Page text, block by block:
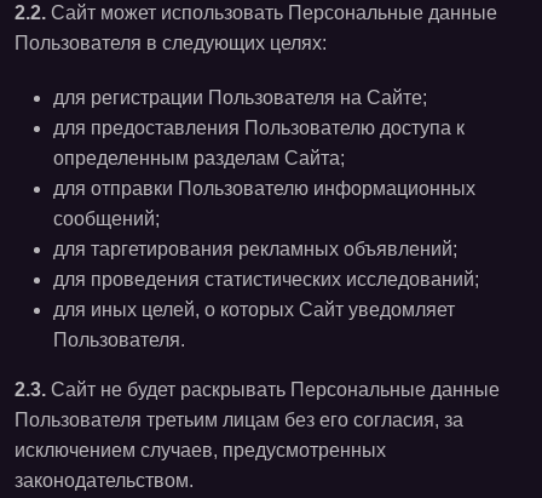
2.2. Сайт может использовать Персональные данные
Пользователя в следующих целях:
для регистрации Пользователя на Сайте;
для предоставления Пользователю доступа к
определенным разделам Сайта;
для отправки Пользователю информационных
сообщений;
для таргетирования рекламных объявлений;
для проведения статистических исследований;
для иных целей, о которых Сайт уведомляет
Пользователя.
2.3. Сайт не будет раскрывать Персональные данные
Пользователя третьим лицам без его согласия, за
исключением случаев, предусмотренных
законодательством.